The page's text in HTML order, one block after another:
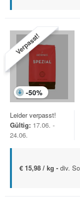
Verpasst!
-50%
Leider verpasst!
Gültig: 17.06. -
24.06.
€ 15,98 / kg - div.